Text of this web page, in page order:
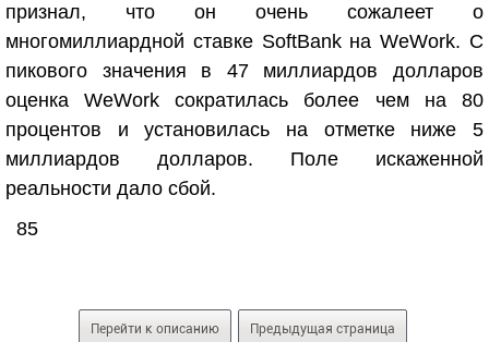
признал, что он очень сожалеет о
многомиллиардной ставке SoftBank на WeWork. С
пикового значения в 47 миллиардов долларов
оценка WeWork сократилась более чем на 80
процентов и установилась на отметке ниже 5
миллиардов долларов. Поле искаженной
реальности дало сбой.
85
Перейти к описанию Предыдущая страница